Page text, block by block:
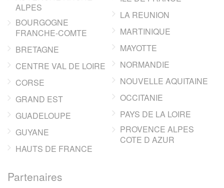
ALPES
BOURGOGNE
FRANCHE-COMTE
BRETAGNE
CENTRE VAL DE LOIRE
CORSE
GRAND EST
GUADELOUPE
GUYANE
HAUTS DE FRANCE
LA REUNION
MARTINIQUE
MAYOTTE
NORMANDIE
NOUVELLE AQUITAINE
OCCITANIE
PAYS DE LA LOIRE
PROVENCE ALPES
COTE D AZUR
Partenaires